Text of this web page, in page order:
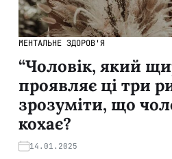
МЕНТАЛЬНЕ ЗДОРОВ'Я
“Чоловік, який
проявляє ці три
зрозуміти, що
кохає?
14.01.2025